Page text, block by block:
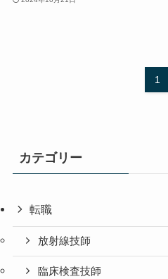
1
カテゴリー
転職
放射線技師
臨床検査技師